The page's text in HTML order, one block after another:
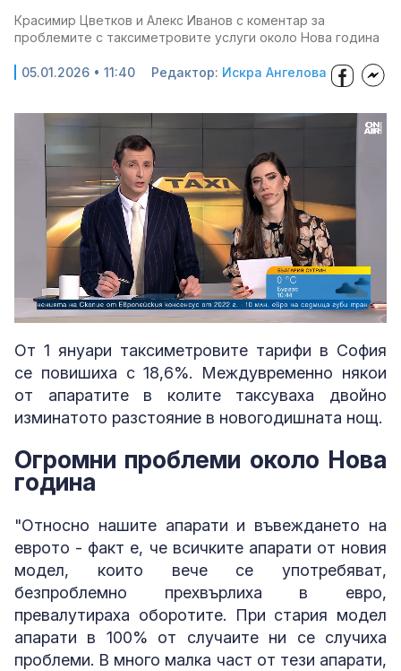
Красимир Цветков и Алекс Иванов с коментар за
проблемите с таксиметровите услуги около Нова година
05.01.2026 • 11:40 Редактор: Искра Ангелова
Unmute Loaded:
4.61%
От 1 януари таксиметровите тарифи в София
се повишиха с 18,6%. Междувременно някои
от апаратите в колите таксуваха двойно
изминатото разстояние в новогодишната нощ.
Огромни проблеми около Нова
година
"Относно нашите апарати и въвеждането на
еврото - факт е, че всичките апарати от новия
модел, които вече се употребяват,
безпроблемно прехвърлиха в евро,
превалутираха оборотите. При стария модел
апарати в 100% от случаите ни се случиха
проблеми. В много малка част от тези апарати,